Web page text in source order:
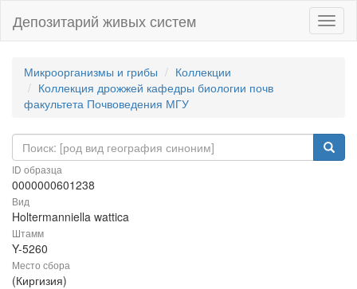
Депозитарий живых систем
Микроорганизмы и грибы
Коллекции
Коллекция дрожжей кафедры биологии почв
факультета Почвоведения МГУ
ID образца
0000000601238
Вид
Holtermanniella wattica
Штамм
Y-5260
Место сбора
(Киргизия)